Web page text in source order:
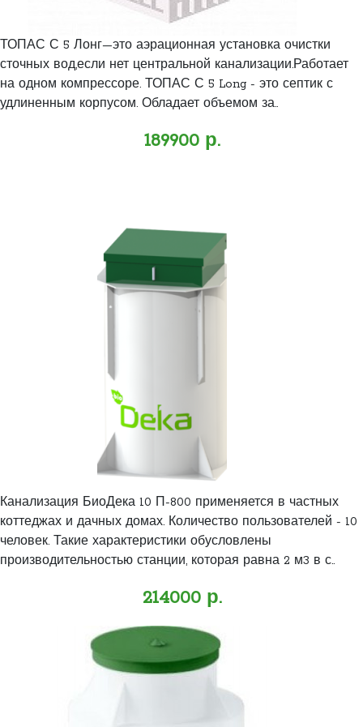
ТОПАС С 5 Лонг—это аэрационная установка очистки
сточных вод,если нет центральной канализации.Работает
на одном компрессоре. ТОПАС С 5 Long - это септик с
удлиненным корпусом. Обладает объемом за..
189900 р.
Канализация БиоДека 10 П-800 применяется в частных
коттеджах и дачных домах. Количество пользователей - 10
человек. Такие характеристики обусловлены
производительностью станции, которая равна 2 м3 в с..
214000 р.